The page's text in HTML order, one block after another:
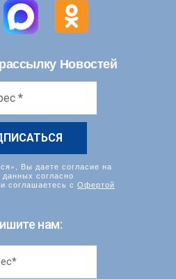
рассылку Новостей
Вы даете согласие на
согласно
и соглашаетесь с Офертой
нам: